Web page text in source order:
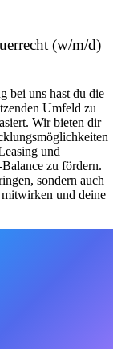
(w/m/d)
bei uns hast du die
Umfeld zu
Wir bieten dir
und
zu fördern.
sondern auch
und deine